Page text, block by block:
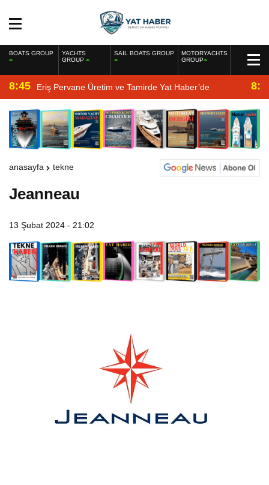
BOATS GROUP
YACHTS
GROUP
SAIL BOATS GROUP
MOTORYACHTS
GROUP
8:45 Eriş Pervane Üretim ve Tamirde Yat Haber’de
anasayfa tekne
Jeanneau
13 Şubat 2024 - 21:02